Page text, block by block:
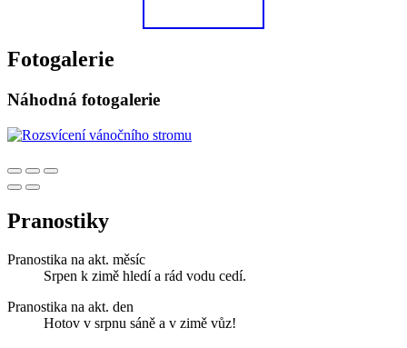
Fotogalerie
Náhodná fotogalerie
Pranostiky
Pranostika na akt. měsíc
Srpen k zimě hledí a rád vodu cedí.
Pranostika na akt. den
Hotov v srpnu sáně a v zimě vůz!